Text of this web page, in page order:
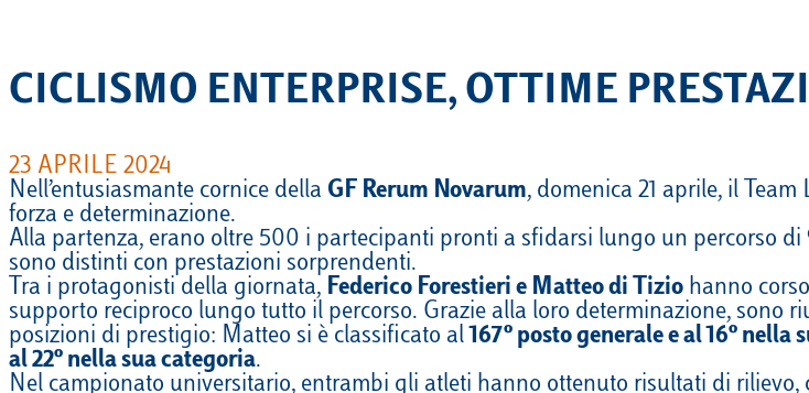
CICLISMO ENTERPRISE, OTTIME
23 APRILE 2024
Nell’entusiasmante cornice della GF Rerum Novarum, domenica 21 aprile, il
forza e determinazione.
Alla partenza, erano oltre 500 i partecipanti pronti a sfidarsi lungo un percorso
sono distinti con prestazioni sorprendenti.
Tra i protagonisti della giornata, Federico Forestieri e Matteo di Tizio hanno
supporto reciproco lungo tutto il percorso. Grazie alla loro determinazione, sono
posizioni di prestigio: Matteo si è classificato al 167º posto generale e al 16º nella
al 22º nella sua categoria.
Nel campionato universitario, entrambi gli atleti hanno ottenuto risultati di rilievo,